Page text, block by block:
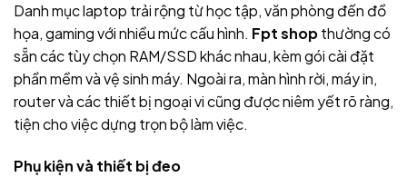
Danh mục laptop trải rộng từ học tập, văn phòng đến đồ
họa, gaming với nhiều mức cấu hình. Fpt shopthường có
sẵn các tùy chọn RAM/SSD khác nhau, kèm gói cài đặt
phần mềm và vệ sinh máy. Ngoài ra, màn hình rời, máy in,
router và các thiết bị ngoại vi cũng được niêm yết rõ ràng,
tiện cho việc dựng trọn bộ làm việc.
Phụ kiện và thiết bị đeo